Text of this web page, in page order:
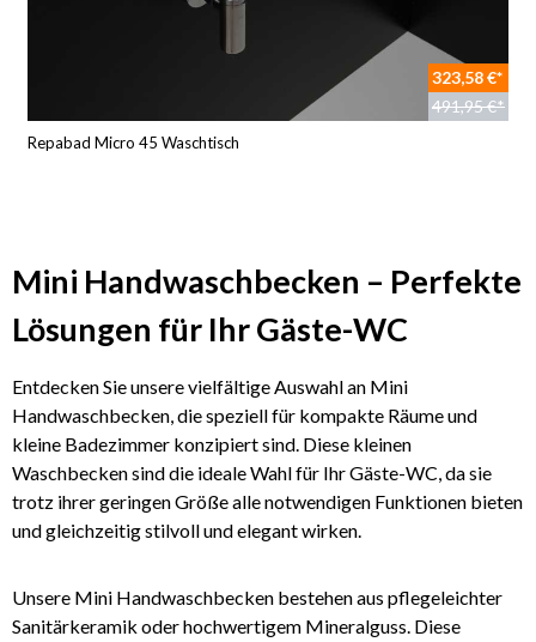
323,58 €*
491,95 €*
Repabad Micro 45 Waschtisch
Mini Handwaschbecken – Perfekte
Lösungen für Ihr Gäste-WC
Entdecken Sie unsere vielfältige Auswahl an Mini
Handwaschbecken, die speziell für kompakte Räume und
kleine Badezimmer konzipiert sind. Diese kleinen
Waschbecken sind die ideale Wahl für Ihr Gäste-WC, da sie
trotz ihrer geringen Größe alle notwendigen Funktionen bieten
und gleichzeitig stilvoll und elegant wirken.
Unsere Mini Handwaschbecken bestehen aus pflegeleichter
Sanitärkeramik oder hochwertigem Mineralguss. Diese